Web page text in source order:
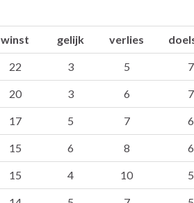
winst gelijk verlies
22 3 5
20 3 6
17 5 7
15 6 8
15 4 10